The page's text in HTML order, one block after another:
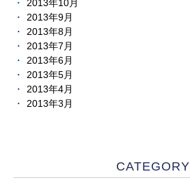
2013年10月
2013年9月
2013年8月
2013年7月
2013年6月
2013年5月
2013年4月
2013年3月
CATEGORY